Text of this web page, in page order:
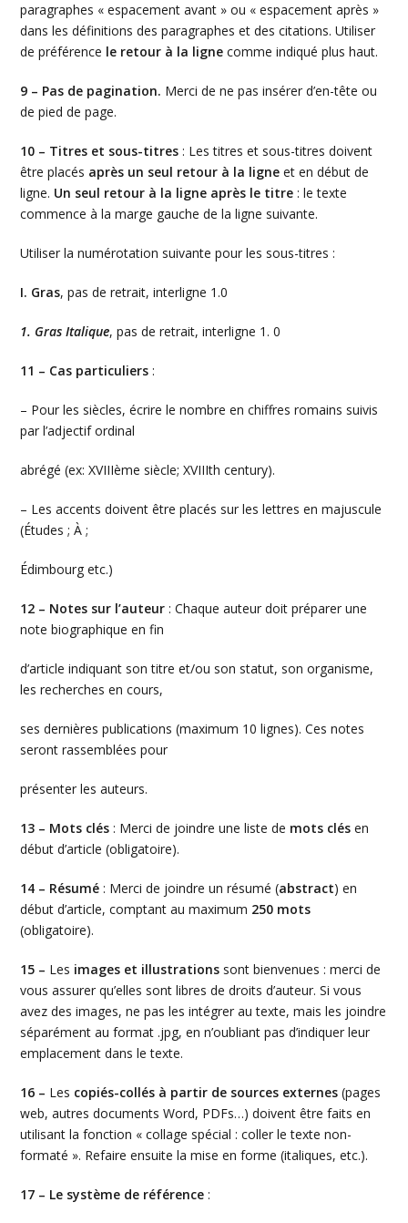
paragraphes « espacement avant » ou « espacement après »
dans les définitions des paragraphes et des citations. Utiliser
de préférence le retour à la ligne comme indiqué plus haut.
9 – Pas de pagination. Merci de ne pas insérer d’en-tête ou
de pied de page.
10 – Titres et sous-titres : Les titres et sous-titres doivent
être placés après un seul retour à la ligne et en début de
ligne. Un seul retour à la ligne après le titre : le texte
commence à la marge gauche de la ligne suivante.
Utiliser la numérotation suivante pour les sous-titres :
I. Gras, pas de retrait, interligne 1.0
1. Gras Italique, pas de retrait, interligne 1. 0
11 – Cas particuliers :
– Pour les siècles, écrire le nombre en chiffres romains suivis
par l’adjectif ordinal
abrégé (ex: XVIIIème siècle; XVIIIth century).
– Les accents doivent être placés sur les lettres en majuscule
(Études ; À ;
Édimbourg etc.)
12 – Notes sur l’auteur : Chaque auteur doit préparer une
note biographique en fin
d’article indiquant son titre et/ou son statut, son organisme,
les recherches en cours,
ses dernières publications (maximum 10 lignes). Ces notes
seront rassemblées pour
présenter les auteurs.
13 – Mots clés : Merci de joindre une liste de mots clés en
début d’article (obligatoire).
14 – Résumé : Merci de joindre un résumé (abstract) en
début d’article, comptant au maximum 250 mots
(obligatoire).
15 – Les images et illustrations sont bienvenues : merci de
vous assurer qu’elles sont libres de droits d’auteur. Si vous
avez des images, ne pas les intégrer au texte, mais les joindre
séparément au format .jpg, en n’oubliant pas d’indiquer leur
emplacement dans le texte.
16 – Les copiés-collés à partir de sources externes (pages
web, autres documents Word, PDFs…) doivent être faits en
utilisant la fonction « collage spécial : coller le texte non-
formaté ». Refaire ensuite la mise en forme (italiques, etc.).
17 – Le système de référence :